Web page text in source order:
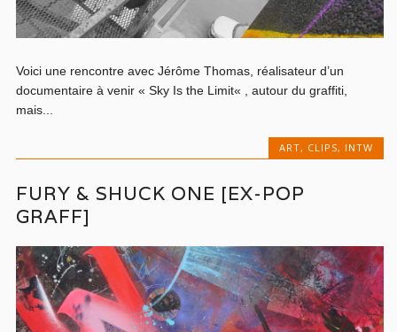
Voici une rencontre avec Jérôme Thomas, réalisateur d’un
documentaire à venir « Sky Is the Limit« , autour du graffiti,
mais...
ART, CLIPS, INTW
FURY & SHUCK ONE [EX-POP
GRAFF]